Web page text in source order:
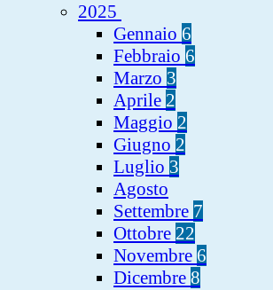
2025
Gennaio 6
Febbraio 6
Marzo 3
Aprile 2
Maggio 2
Giugno 2
Luglio 3
Agosto
Settembre 7
Ottobre 22
Novembre 6
Dicembre 8